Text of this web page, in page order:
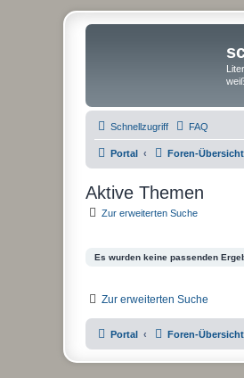
Schnellzugriff FAQ
Portal Foren-Übersicht
Aktive Themen
Zur erweiterten Suche
Es wurden keine passenden
Zur erweiterten Suche
Portal Foren-Übersicht